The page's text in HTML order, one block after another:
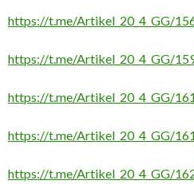
https://t.me/Artikel_20_4_GG/
https://t.me/Artikel_20_4_GG/
https://t.me/Artikel_20_4_GG/
https://t.me/Artikel_20_4_GG/
https://t.me/Artikel_20_4_GG/